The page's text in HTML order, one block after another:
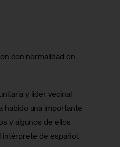
con normalidad en
y líder vecinal
habido una importante
y algunos de ellos
intérprete de español.